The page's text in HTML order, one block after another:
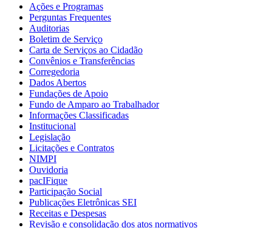
Ações e Programas
Perguntas Frequentes
Auditorias
Boletim de Serviço
Carta de Serviços ao Cidadão
Convênios e Transferências
Corregedoria
Dados Abertos
Fundações de Apoio
Fundo de Amparo ao Trabalhador
Informações Classificadas
Institucional
Legislação
Licitações e Contratos
NIMPI
Ouvidoria
pacIFique
Participação Social
Publicações Eletrônicas SEI
Receitas e Despesas
Revisão e consolidação dos atos normativos